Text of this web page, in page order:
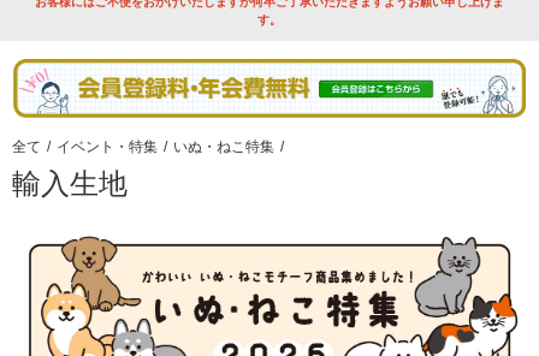
す。
全て / イベント・特集 / いぬ・ねこ特集 /
輸入生地